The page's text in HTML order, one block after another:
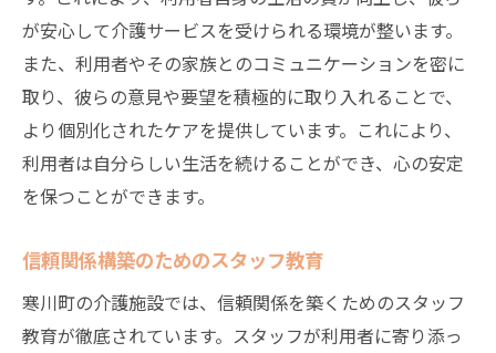
が安心して介護サービスを受けられる環境が整います。
また、利用者やその家族とのコミュニケーションを密に
取り、彼らの意見や要望を積極的に取り入れることで、
より個別化されたケアを提供しています。これにより、
利用者は自分らしい生活を続けることができ、心の安定
を保つことができます。
信頼関係構築のためのスタッフ教育
寒川町の介護施設では、信頼関係を築くためのスタッフ
教育が徹底されています。スタッフが利用者に寄り添っ